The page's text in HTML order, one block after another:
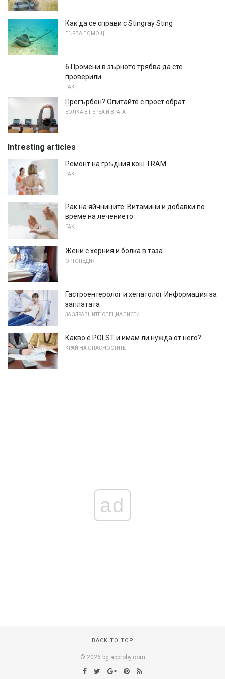
Как да се справи с Stingray Sting
ПЪРВА ПОМОЩ
6 Промени в зърното трябва да сте
проверили
РАК
Прегърбен? Опитайте с прост обрат
БОЛКА В ГЪРБА И ВРАТА
Intresting articles
Ремонт на гръдния кош TRAM
РАК
Рак на яйчниците: Витамини и добавки по
време на лечението
РАК
Жени с херния и болка в таза
ОРТОПЕДИЯ
Гастроентеролог и хепатолог Информация за
заплатата
ЗА ЗДРАВНИТЕ СПЕЦИАЛИСТИ
Какво е POLST и имам ли нужда от него?
КРАЙ НА ОПАСНОСТИТЕ
ad
BACK TO TOP
© 2026 bg.approby.com